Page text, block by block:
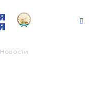
Новости